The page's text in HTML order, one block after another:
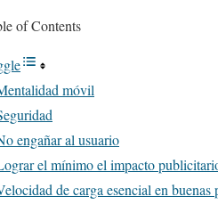
of Contents
móvil
engañar al usuario
el mínimo el impacto
de carga esencial en buenas